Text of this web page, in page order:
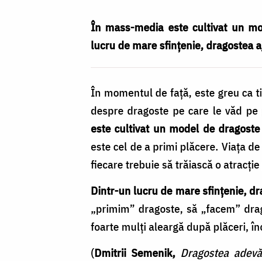
În mass-media este cultivat un
lucru de mare sfințenie, dragostea
În momentul de față, este greu ca
despre dragoste pe care le văd
este cultivat un model de
este cel de a primi plăcere. Viața
fiecare trebuie să trăiască o
Dintr-un lucru de mare sfințenie,
„primim” dragoste, să „facem”
foarte mulți aleargă după plăceri,
(Dmitrii Semenik, Dragostea